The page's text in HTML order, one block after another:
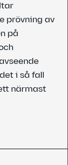
prövning av
på
i så fall
närmast